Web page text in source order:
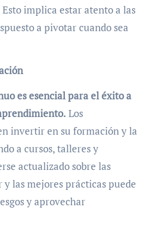
implica estar atento a las
a pivotar cuando sea
es esencial para el éxito a
Los
invertir en su formación y la
a cursos, talleres y
actualizado sobre las
y las mejores prácticas puede
y aprovechar